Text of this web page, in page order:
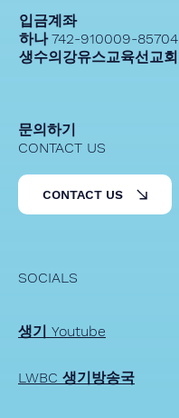
입금계좌
하나 742-910009-85704
생수의강유스교육선교회
SOCIALS
생기 Youtube
LWBC 생기방송국
문의하기
CONTACT US
CONTACT US